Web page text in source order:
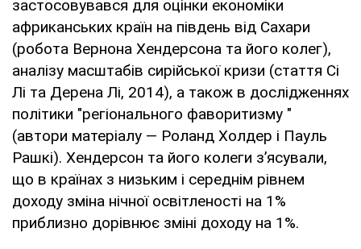
застосовувався для оцінки економіки
африканських країн на південь від Сахари
(робота Вернона Хендерсона та його колег),
аналізу масштабів сирійської кризи (стаття Сі
Лі та Дерена Лі, 2014), а також в дослідженнях
політики "регіонального фаворитизму "
(автори матеріалу — Роланд Холдер і Пауль
Рашкі). Хендерсон та його колеги з’ясували,
що в країнах з низьким і середнім рівнем
доходу зміна нічної освітленості на 1%
приблизно дорівнює зміні доходу на 1%.